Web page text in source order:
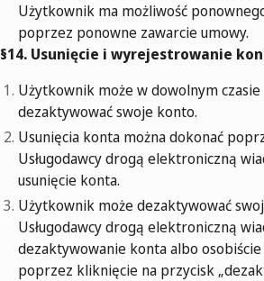
Użytkownik ma możliwość
poprzez ponowne zawarcie umowy.
§14. Usunięcie i wyrejestrowanie
Użytkownik może w dowolnym czasie
dezaktywować swoje konto.
Usunięcia konta można dokonać
Usługodawcy drogą elektroniczną
usunięcie konta.
Użytkownik może dezaktywować
Usługodawcy drogą elektroniczną
dezaktywowanie konta albo
poprzez kliknięcie na przycisk